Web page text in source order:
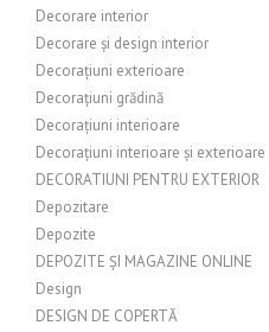
Decorare interior
Decorare și design interior
Decorațiuni exterioare
Decorațiuni grădină
Decorațiuni interioare
Decorațiuni interioare și exterioare
DECORATIUNI PENTRU EXTERIOR
Depozitare
Depozite
DEPOZITE ȘI MAGAZINE ONLINE
Design
DESIGN DE COPERTĂ